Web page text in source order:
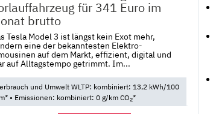
für 341 Euro im
brutto
Tesla Model 3 ist längst kein Exot mehr,
eine der bekanntesten Elektro-
auf dem Markt, effizient, digital und
auf Alltagstempo getrimmt. Im...
und Umwelt WLTP: kombiniert: 13,2 kWh/100
• Emissionen: kombiniert: 0 g/km CO2*